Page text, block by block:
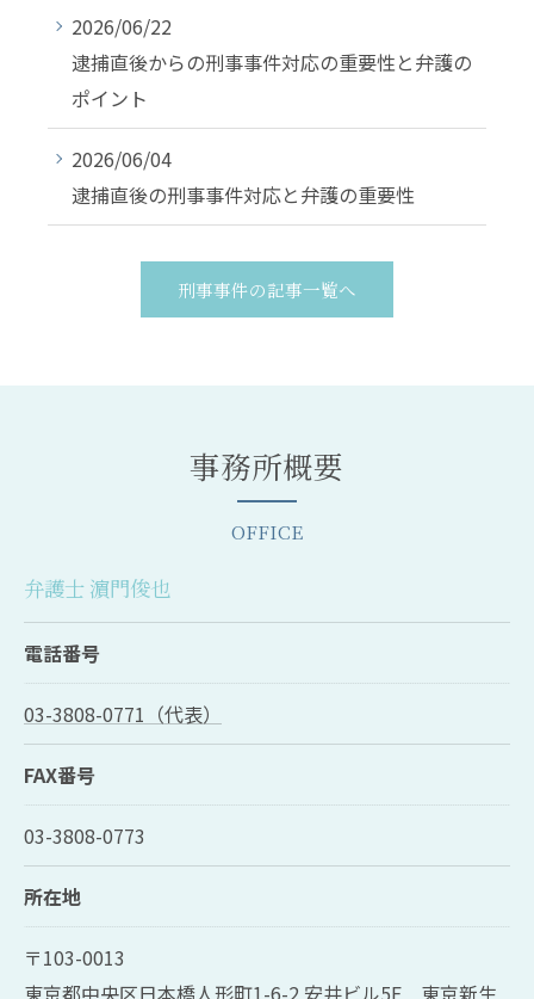
2026/06/22
逮捕直後からの刑事事件対応の重要性と弁護の
ポイント
2026/06/04
逮捕直後の刑事事件対応と弁護の重要性
刑事事件の記事一覧へ
事務所概要
OFFICE
弁護士 濵門俊也
電話番号
03-3808-0771（代表）
FAX番号
03-3808-0773
所在地
〒103-0013
東京都中央区日本橋人形町1-6-2 安井ビル5F 東京新生